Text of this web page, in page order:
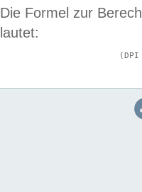
Die Formel zur
lautet: